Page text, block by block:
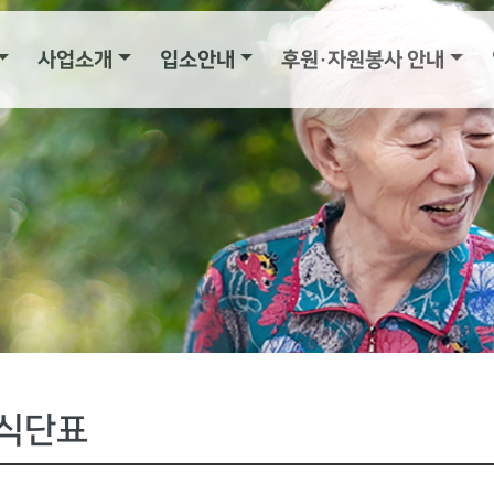
사업소개 입소안내 후원·자원봉사 안내
단표